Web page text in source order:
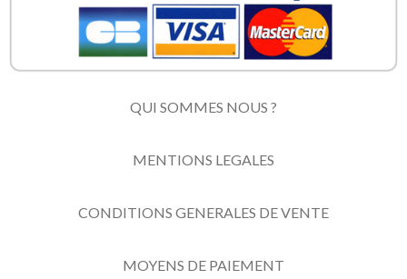
QUI SOMMES NOUS ?
MENTIONS LEGALES
CONDITIONS GENERALES DE VENTE
MOYENS DE PAIEMENT